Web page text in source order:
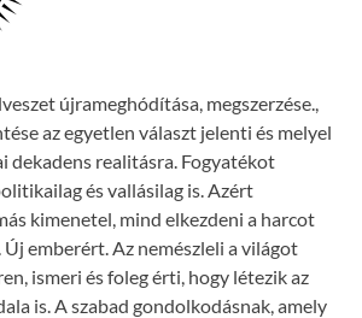
újrameghódítása, megszerzése.,
az egyetlen választ jelenti és melyel
dekadens realitásra. Fogyatékot
és vallásilag is. Azért
kimenetel, mind elkezdeni a harcot
emberért. Az nemészleli a világot
ismeri és foleg érti, hogy létezik az
is. A szabad gondolkodásnak, amely